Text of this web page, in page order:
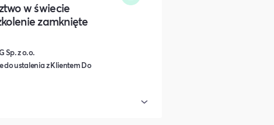
w świecie
zamknięte
Sp. z o.o.
do ustalenia z Klientem Do